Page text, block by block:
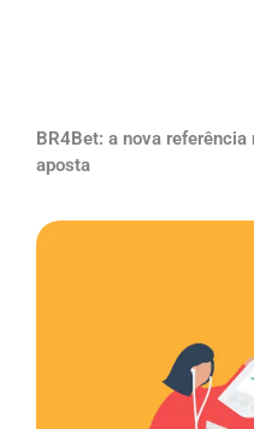
BR4Bet: a nova
aposta